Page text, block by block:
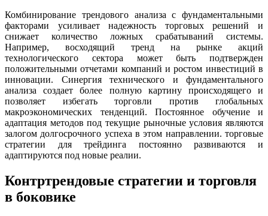
Комбинирование трендового анализа с фундаментальными
факторами усиливает надежность торговых решений и
снижает количество ложных срабатываний системы.
Например, восходящий тренд на рынке акций
технологического сектора может быть подтвержден
положительными отчетами компаний и ростом инвестиций в
инновации. Синергия технического и фундаментального
анализа создает более полную картину происходящего и
позволяет избегать торговли против глобальных
макроэкономических тенденций. Постоянное обучение и
адаптация методов под текущие рыночные условия являются
залогом долгосрочного успеха в этом направлении. торговые
стратегии для трейдинга постоянно развиваются и
адаптируются под новые реалии.
Контртрендовые стратегии и торговля
в боковике